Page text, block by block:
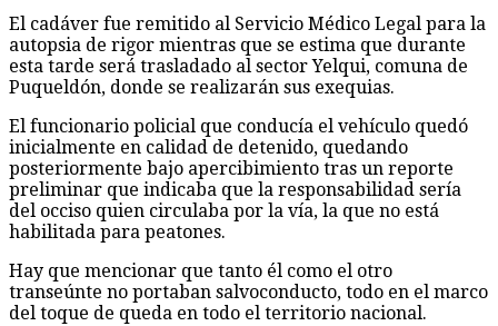
El cadáver fue remitido al Servicio Médico Legal para la
autopsia de rigor mientras que se estima que durante
esta tarde será trasladado al sector Yelqui, comuna de
Puqueldón, donde se realizarán sus exequias.
El funcionario policial que conducía el vehículo quedó
inicialmente en calidad de detenido, quedando
posteriormente bajo apercibimiento tras un reporte
preliminar que indicaba que la responsabilidad sería
del occiso quien circulaba por la vía, la que no está
habilitada para peatones.
Hay que mencionar que tanto él como el otro
transeúnte no portaban salvoconducto, todo en el marco
del toque de queda en todo el territorio nacional.